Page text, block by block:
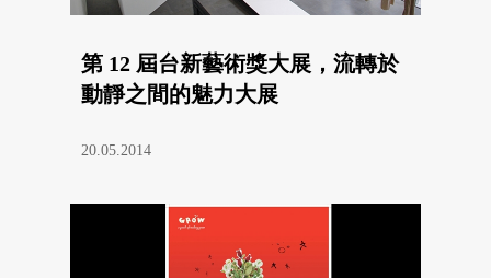
第 12 屆台新藝術獎大展，流轉於
動靜之間的魅力大展
20.05.2014